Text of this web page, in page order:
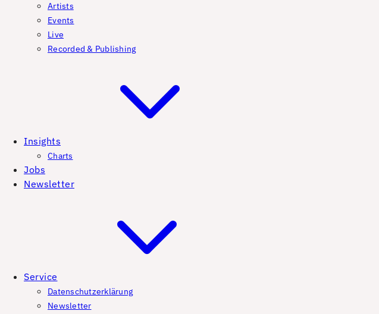
Artists
Events
Live
Recorded & Publishing
Insights
Charts
Jobs
Newsletter
Service
Datenschutzerklärung
Newsletter